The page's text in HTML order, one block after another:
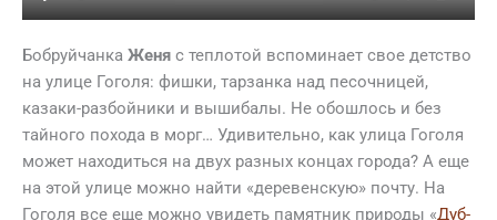
Play Mute Settings
Бобруйчанка Женя с теплотой вспоминает свое детство
на улице Гоголя: фишки, тарзанка над песочницей,
казаки-разбойники и вышибалы. Не обошлось и без
тайного похода в морг… Удивительно, как улица Гоголя
может находиться на двух разных концах города? А еще
на этой улице можно найти «деревенскую» почту. На
Гоголя все еще можно увидеть памятник природы «Дуб-